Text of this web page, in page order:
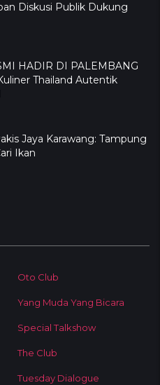
Diskusi Publik Dukung
HADIR DI PALEMBANG
Thailand Autentik
Jaya Karawang: Tampung
Ikan
Oto Club
Yang Muda Yang Bicara
Special Talkshow
The Club
Tuesday Dialogue